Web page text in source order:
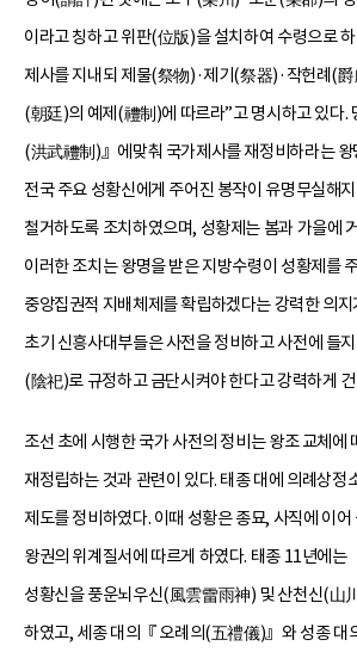
이라고 칭하고 위판(位版)을 설치하여 수령으로
제사를 지내되 제물(祭物)·제기(祭器)·작헌례(
(朝廷)의 예제(禮制)에 따르라”고 명시하고 있다.
(洪武禮制)』에맞춰 국가제사를 재정비하라는 왕
전국 주요 성황신에게 주어진 봉작이 유명무실해
철거하도록 조치하였으며, 성황제는 봄과 가을에
이러한 조치는 왕명을 받은 지방수령이 성황제를
중앙집권적 지배체제를 확립하겠다는 강력한 의
초기 신흥사대부들은 사전을 정비하고 사전에 들
(陰祀)로 규정하고 금단시켜야 한다고 강력하게
조선 초에 시행한 국가 사전의 정비는 왕조 교체에
재정립하는 것과 관련이 있다. 태종 대에 의례상정
제도를 정비하였다. 이때 성황은 종묘, 사직에 이
왕권의 위계질서에 따르게 하였다. 태종 11년에는
성황신을 풍운뇌우신(風雲雷雨神) 및 산천신(山
하였고, 세종 대의『 오례의(五禮儀)』와 성종 대